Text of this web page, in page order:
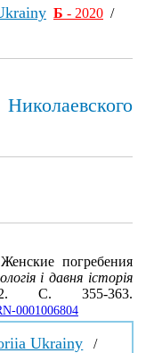
Б - 2020 /
погребения
і давня історія
С. 355-363.
0001006804
Ukrainy /